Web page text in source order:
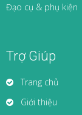
Đạo cụ & phụ kiện
Trợ Giúp
Trang chủ
Giới thiệu